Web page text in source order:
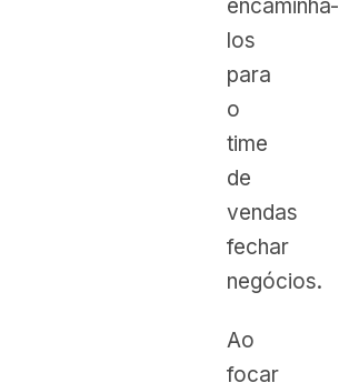
encaminhá-
los
para
o
time
de
vendas
fechar
negócios.
Ao
focar